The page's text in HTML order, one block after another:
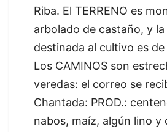
Riba. El TERRENO es
arbolado de castaño, y
destinada al cultivo es
Los CAMINOS son
veredas: el correo se
Chantada: PROD.:
nabos, maíz, algún lino y